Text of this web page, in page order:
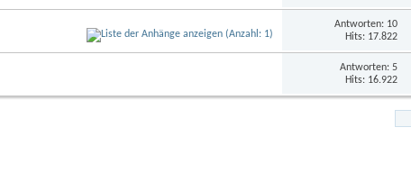
Antworten: 10
Hits: 17.822
Antworten: 5
Hits: 16.922